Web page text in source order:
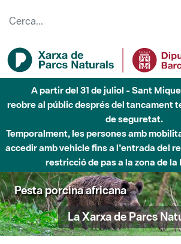
A partir del 31 de juliol - Sant
reobre al públic després del tancament
de seguretat.
Temporalment, les persones amb
accedir amb vehicle fins a l'entrada del
restricció de pas a la zona de la
Pesta porcina africana
La Xarxa de Parcs